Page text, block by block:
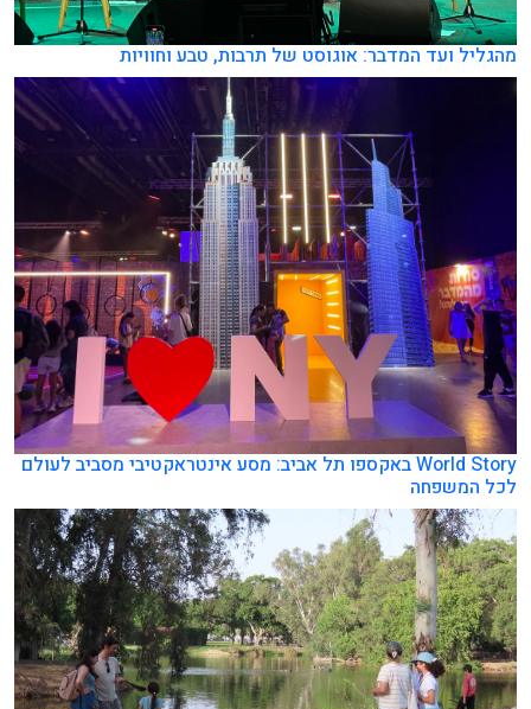
מהגליל ועד המדבר: אוגוסט של תרבות, טבע וחוויות
World Story באקספו תל אביב: מסע אינטראקטיבי מסביב לעולם
לכל המשפחה